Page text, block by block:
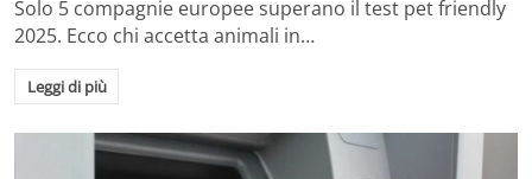
Solo 5 compagnie europee superano il test pet friendly
2025. Ecco chi accetta animali in…
Leggi di più